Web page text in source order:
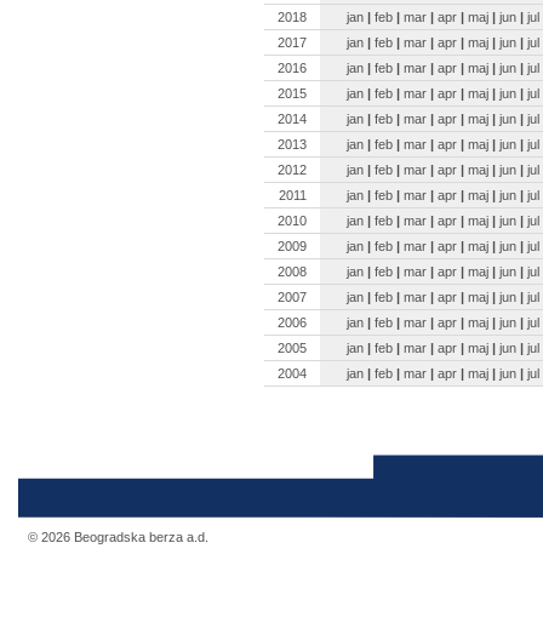
2018
jan | feb | mar | apr | maj | jun | jul
2017
jan | feb | mar | apr | maj | jun | jul
2016
jan | feb | mar | apr | maj | jun | jul
2015
jan | feb | mar | apr | maj | jun | jul
2014
jan | feb | mar | apr | maj | jun | jul
2013
jan | feb | mar | apr | maj | jun | jul
2012
jan | feb | mar | apr | maj | jun | jul
2011
jan | feb | mar | apr | maj | jun | jul
2010
jan | feb | mar | apr | maj | jun | jul
2009
jan | feb | mar | apr | maj | jun | jul
2008
jan | feb | mar | apr | maj | jun | jul
2007
jan | feb | mar | apr | maj | jun | jul
2006
jan | feb | mar | apr | maj | jun | jul
2005
jan | feb | mar | apr | maj | jun | jul
2004
jan | feb | mar | apr | maj | jun | jul
© 2026 Beogradska berza a.d.